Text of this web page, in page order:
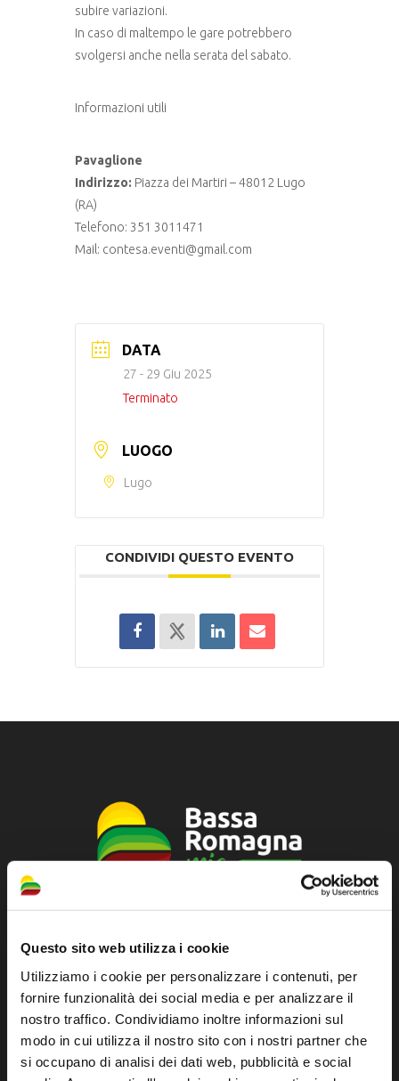
Questo sito web utilizza i cookie
Utilizziamo i cookie per personalizzare i contenuti, per
fornire funzionalità dei social media e per analizzare il
nostro traffico. Condividiamo inoltre informazioni sul
modo in cui utilizza il nostro sito con i nostri partner che
si occupano di analisi dei dati web, pubblicità e social
subire variazioni.
In caso di maltempo le gare potrebbero
svolgersi anche nella serata del sabato.
Informazioni utili
Pavaglione
Indirizzo: Piazza dei Martiri – 48012 Lugo
(RA)
Telefono: 351 3011471
Mail: contesa.eventi@gmail.com
DATA
27 - 29 Giu 2025
Terminato
LUOGO
Lugo
CONDIVIDI QUESTO EVENTO
dell'Unione dei Comuni della Bassa Romagna
Piazza della Libertà, 13
48012 Bagnacavallo (RA)
Tel. +39 0545 280898
turismo@unione.labassaromagna.it